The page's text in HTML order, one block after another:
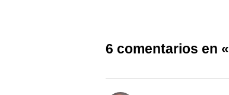
6 comentarios en «